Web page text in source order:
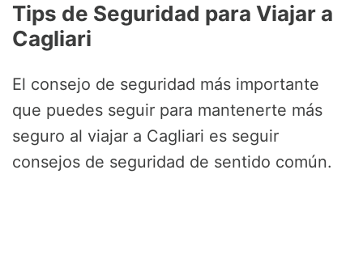
Tips de Seguridad para Viajar a
Cagliari
El consejo de seguridad más importante
que puedes seguir para mantenerte más
seguro al viajar a Cagliari es seguir
consejos de seguridad de sentido común.